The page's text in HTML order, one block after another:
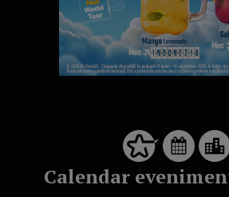
Calendar